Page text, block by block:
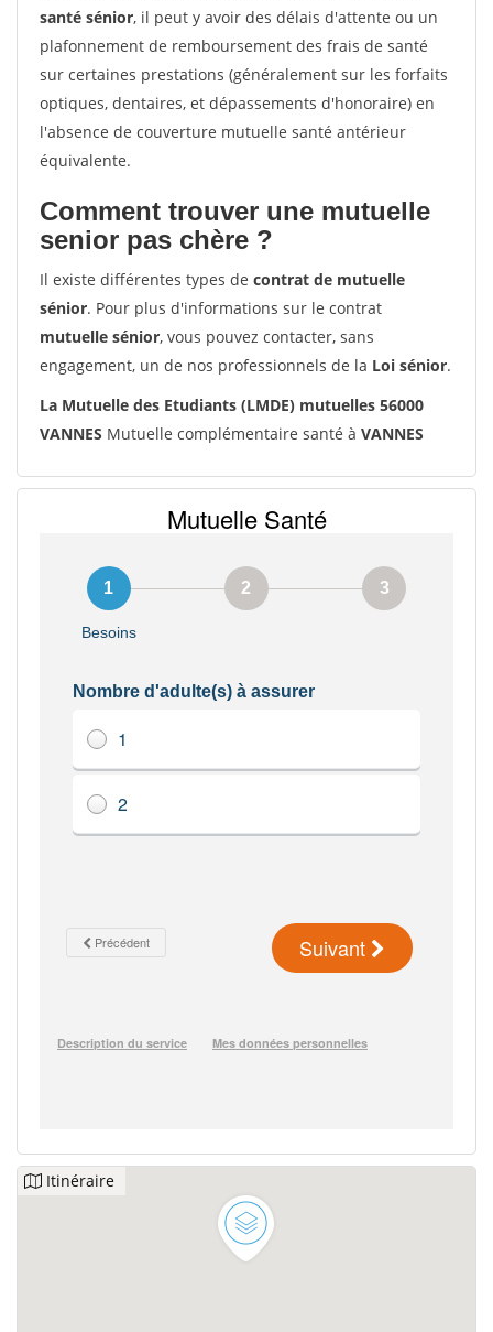
santé sénior, il peut y avoir des délais d'attente ou un
plafonnement de remboursement des frais de santé
sur certaines prestations (généralement sur les forfaits
optiques, dentaires, et dépassements d'honoraire) en
l'absence de couverture mutuelle santé antérieur
équivalente.
Comment trouver une mutuelle
senior pas chère ?
Il existe différentes types de contrat de mutuelle
sénior. Pour plus d'informations sur le contrat
mutuelle sénior, vous pouvez contacter, sans
engagement, un de nos professionnels de la Loi sénior.
La Mutuelle des Etudiants (LMDE) mutuelles 56000
VANNES Mutuelle complémentaire santé à VANNES
Itinéraire